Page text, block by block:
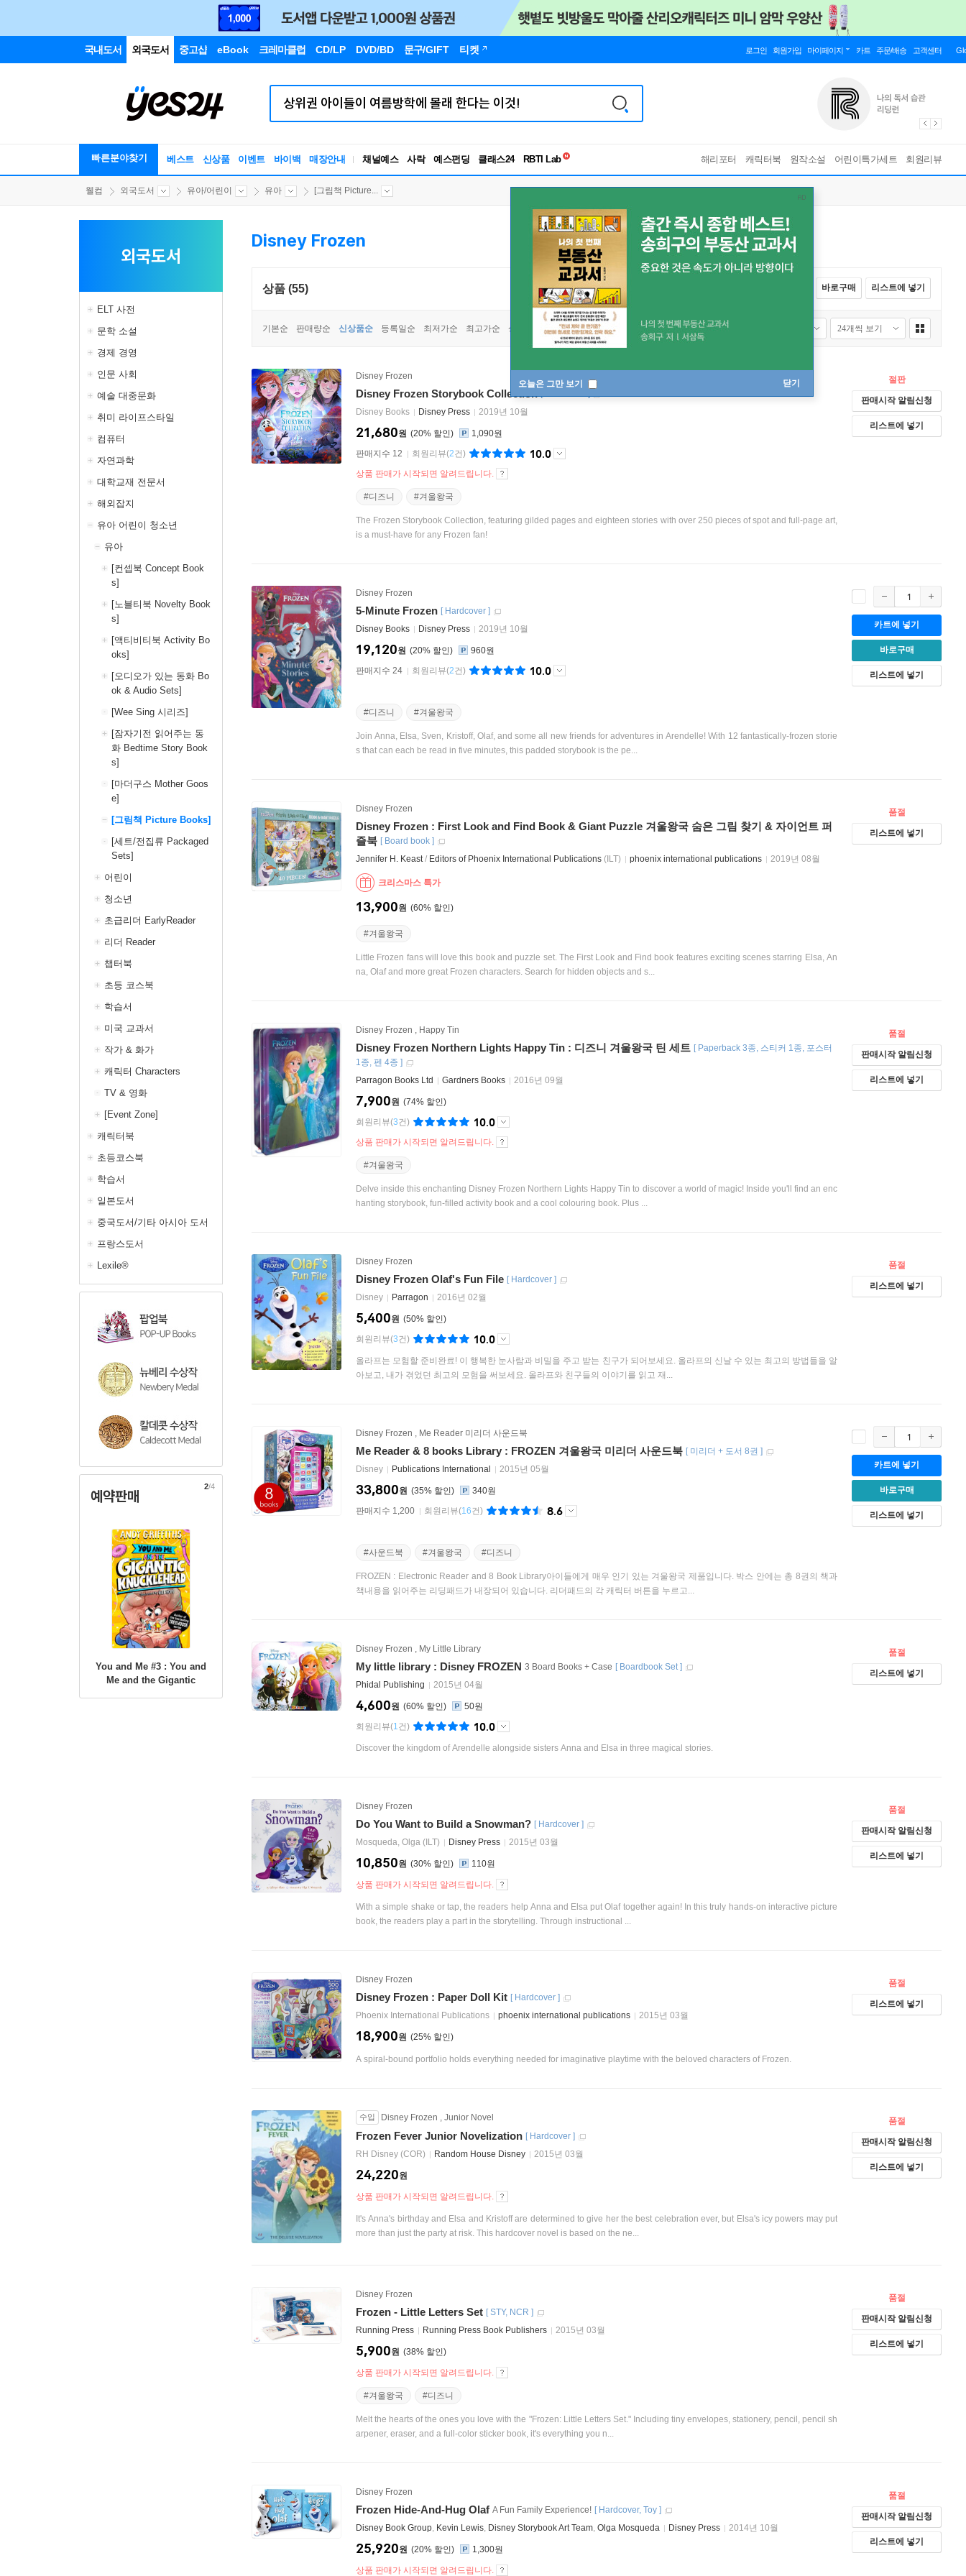
국내도서 외국도서 중고샵 eBook 크레마클럽 CD/LP DVD/BD 문구/GIFT 티켓 로그인 회원가입 마이페이지 카트 주문/배송 고객센터
빠른분야찾기 베스트 신상품 이벤트 바이백 매장안내 채널예스 사락 예스펀딩 클래스24 해리포터 캐릭터북 원작소설 어린이특가세트 회원리뷰
오늘은 그만 보기 닫기
웰컴 외국도서 유아/어린이 유아 [그림책 Picture...
외국도서
ELT 사전
문학 소설
경제 경영
인문 사회
예술 대중문화
취미 라이프스타일
컴퓨터
자연과학
대학교재 전문서
해외잡지
유아 어린이 청소년
유아
[컨셉북 Concept Book
s]
[노블티북 Novelty Book
s]
[액티비티북 Activity Bo
oks]
[오디오가 있는 동화 Bo
ok & Audio Sets]
[Wee Sing 시리즈]
[잠자기전 읽어주는 동
화 Bedtime Story Book
s]
[마더구스 Mother Goos
e]
[그림책 Picture Books]
[세트/전집류 Packaged
Sets]
어린이
청소년
초급리더 EarlyReader
리더 Reader
챕터북
초등 코스북
학습서
미국 교과서
작가 & 화가
캐릭터 Characters
TV & 영화
[Event Zone]
캐릭터북
초등코스북
학습서
일본도서
중국도서/기타 아시아 도서
프랑스도서
Lexile®
예약판매
You and Me #3 : You and
Me and the Gigantic
2/4
Disney Frozen
상품 (55) 바로구매 리스트에 넣기
기본순 판매량순 신상품순 등록일순 최저가순 최고가순 상품명순
Disney Frozen
Disney Frozen Storybook Collection [Hardcover]
Disney Books
Disney Press 2019년 10월
20%
21,680원
1,090원
판매지수 12
회원리뷰(2건) 10.0
상품 판매가 시작되면 알려드립니다.
#디즈니 #겨울왕국
The Frozen Storybook Collection, featuring gilded pages and eighteen stories with over 250 pieces of spot and full-page art,
is a must-have for any Frozen fan!
절판
판매시작 알림신청
리스트에 넣기
Disney Frozen
5-Minute Frozen [ Hardcover ]
Disney Books
Disney Press 2019년 10월
20%
19,120원
960원
판매지수 24
회원리뷰(2건) 10.0
#디즈니 #겨울왕국
Join Anna, Elsa, Sven, Kristoff, Olaf, and some all new friends for adventures in Arendelle! With 12 fantastically-frozen storie
s that can each be read in five minutes, this padded storybook is the pe...
카트에 넣기
바로구매
리스트에 넣기
Disney Frozen
Disney Frozen : First Look and Find Book & Giant Puzzle 겨울왕국 숨은 그림 찾기 & 자이언트 퍼
즐북 [ Board book ]
Jennifer H. Keast/ Editors of Phoenix International Publications (ILT) phoenix international publications 2019년 08월
크리스마스 특가
60%
13,900원
#겨울왕국
Little Frozen fans will love this book and puzzle set. The First Look and Find book features exciting scenes starring Elsa, An
na, Olaf and more great Frozen characters. Search for hidden objects and s...
품절
리스트에 넣기
Disney Frozen , Happy Tin
Disney Frozen Northern Lights Happy Tin : 디즈니 겨울왕국 틴 세트 [ Paperback 3종 스티커 1종 포스터
1종 펜 4종 ]
Parragon Books Ltd
Gardners Books 2016년 09월
74%
7,900원
회원리뷰(3건) 10.0
상품 판매가 시작되면 알려드립니다.
#겨울왕국
Delve inside this enchanting Disney Frozen Northern Lights Happy Tin to discover a world of magic! Inside you'll find an enc
hanting storybook, fun-filled activity book and a cool colouring book. Plus ...
품절
판매시작 알림신청
리스트에 넣기
Disney Frozen
Disney Frozen Olaf's Fun File [ Hardcover ]
Disney
Parragon 2016년 02월
50%
5,400원
회원리뷰(3건) 10.0
올라프는 모험할 준비완료! 이 행복한 눈사람과 비밀을 주고 받는 친구가 되어보세요. 올라프의 신날 수 있는 최고의 방법들을 알
아보고, 내가 겪었던 최고의 모험을 써보세요. 올라프와 친구들의 이야기를 읽고 재...
품절
리스트에 넣기
Disney Frozen , Me Reader 미리더 사운드북
Me Reader & 8 books Library : FROZEN 겨울왕국 미리더 사운드북 [ 미리더 + 도서 8권 ]
Disney
Publications International 2015년 05월
35%
33,800원
340원
판매지수 1,200
회원리뷰(16건) 8.6
#사운드북 #겨울왕국 #디즈니
FROZEN : Electronic Reader and 8 Book Library아이들에게 매우 인기 있는 겨울왕국 제품입니다. 박스 안에는 총 8권의 책과
책내용을 읽어주는 리딩패드가 내장되어 있습니다. 리더패드의 각 캐릭터 버튼을 누르고...
카트에 넣기
바로구매
리스트에 넣기
Disney Frozen , My Little Library
My little library : Disney FROZEN 3 Board Books + Case [ Boardbook Set]
Phidal Publishing
2015년 04월
60%
4,600원
50원
회원리뷰(1건) 10.0
Discover the kingdom of Arendelle alongside sisters Anna and Elsa in three magical stories.
품절
리스트에 넣기
Disney Frozen
Do You Want to Build a Snowman? [ Hardcover ]
Mosqueda, Olga (ILT)
Disney Press 2015년 03월
30%
10,850원 110원
상품 판매가 시작되면 알려드립니다.
With a simple shake or tap, the readers help Anna and Elsa put Olaf together again! In this truly hands-on interactive picture
book, the readers play a part in the storytelling. Through instructional ...
품절
판매시작 알림신청
리스트에 넣기
Disney Frozen
Disney Frozen : Paper Doll Kit [ Hardcover ]
Phoenix International Publications
phoenix international publications 2015년 03월
25%
18,900원
A spiral-bound portfolio holds everything needed for imaginative playtime with the beloved characters of Frozen.
품절
리스트에 넣기
수입 Disney Frozen , Junior Novel
Frozen Fever Junior Novelization [ Hardcover ]
RH Disney (COR)
Random House Disney 2015년 03월
24,220원
상품 판매가 시작되면 알려드립니다.
It's Anna's birthday and Elsa and Kristoff are determined to give her the best celebration ever, but Elsa's icy powers may put
more than just the party at risk. This hardcover novel is based on the ne...
품절
판매시작 알림신청
리스트에 넣기
Disney Frozen
Frozen - Little Letters Set [STY NCR ]
Running Press
Running Press Book Publishers 2015년 03월
38%
5,900원
상품 판매가 시작되면 알려드립니다.
#겨울왕국 #디즈니
Melt the hearts of the ones you love with the "Frozen: Little Letters Set." Including tiny envelopes, stationery, pencil, pencil sh
arpener, eraser, and a full-color sticker book, it's everything you n...
품절
판매시작 알림신청
리스트에 넣기
Disney Frozen
Frozen Hide-And-Hug Olaf A Fun Family Experience! [ Hardcover Toy ]
Disney Book Group, Kevin Lewis, Disney Storybook Art Team, Olga Mosqueda Disney Press 2014년 10월
20%
25,920원 1,300원
상품 판매가 시작되면 알려드립니다.
품절
판매시작 알림신청
리스트에 넣기